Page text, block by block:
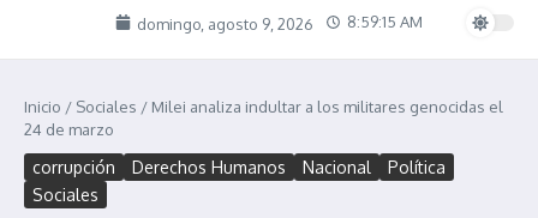
domingo, agosto 9, 2026 8:59:16 AM
Inicio / Sociales / Milei analiza indultar a los militares genocidas el
24 de marzo
corrupción Derechos Humanos Nacional
Política
Sociales